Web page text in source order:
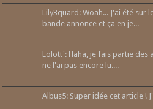
Lily3quard: Woah... J'ai été
bande annonce et ça en je...
Lolott': Haha, je fais partie des
ne l'ai pas encore lu....
Albus5: Super idée cet article !